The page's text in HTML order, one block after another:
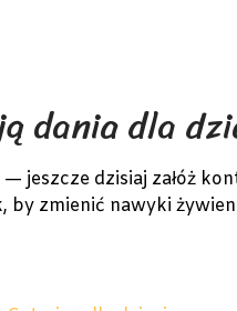
dania dla
jeszcze dzisiaj załóż
by zmienić nawyki